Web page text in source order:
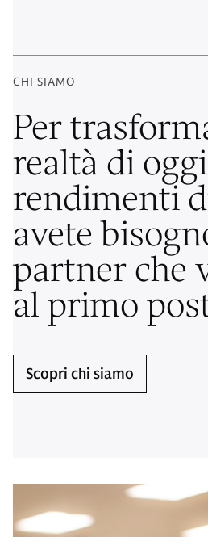
CHI SIAMO
Per
realtà di
rendimenti
avete
partner che
al primo
Scopri chi siamo